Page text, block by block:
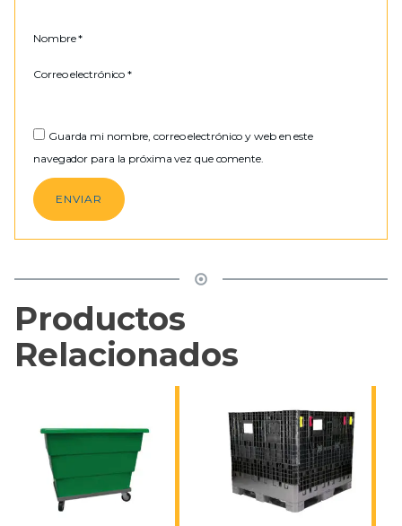
Nombre*
Correo electrónico*
Guarda mi nombre, correo electrónico y web en este
navegador para la próxima vez que comente.
Productos
Relacionados